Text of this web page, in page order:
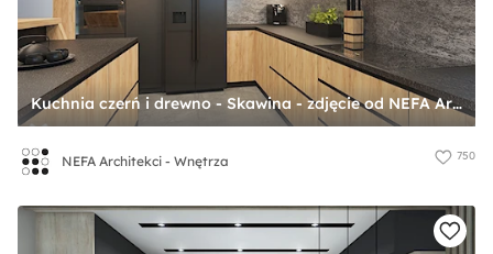
Kuchnia czerń i drewno - Skawina - zdjęcie od NEFA Architekci - Wnętrza
NEFA Architekci - Wnętrza 750